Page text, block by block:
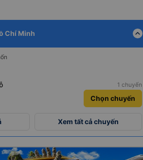
Chí Minh expand_less
1 chuyến
Chọn chuyến
Xem tất cả chuyến